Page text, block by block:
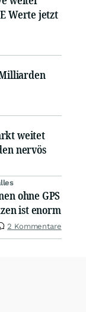
Werte jetzt
weitet
nervös
ohne GPS
ist enorm
2 Kommentare